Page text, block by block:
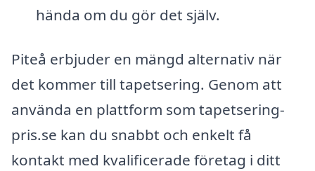
hända om du gör det själv.
Piteå erbjuder en mängd alternativ när
det kommer till tapetsering. Genom att
använda en plattform som tapetsering-
pris.se kan du snabbt och enkelt få
kontakt med kvalificerade företag i ditt